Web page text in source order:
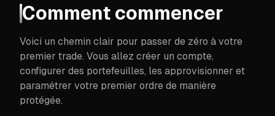
Comment commencer
Voici un chemin clair pour passer de zéro à votre
premier trade. Vous allez créer un compte,
configurer des portefeuilles, les approvisionner et
paramétrer votre premier ordre de manière
protégée.